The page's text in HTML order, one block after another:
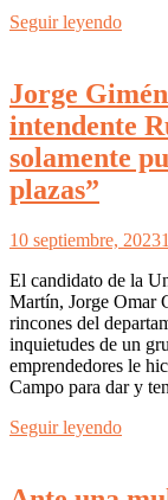
Seguir leyendo
Jorge
intendente
solamente
plazas”
10 septiembre, 2023
El candidato de la
Martín, Jorge Omar
rincones del
inquietudes de un
emprendedores le
Campo para dar y
Seguir leyendo